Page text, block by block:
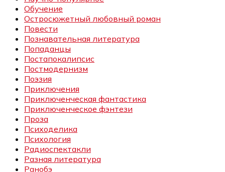
Обучение
Остросюжетный любовный роман
Повести
Познавательная литература
Попаданцы
Постапокалипсис
Постмодернизм
Поэзия
Приключения
Приключенческая фантастика
Приключенческое фэнтези
Проза
Психоделика
Психология
Радиоспектакли
Разная литература
Ранобэ